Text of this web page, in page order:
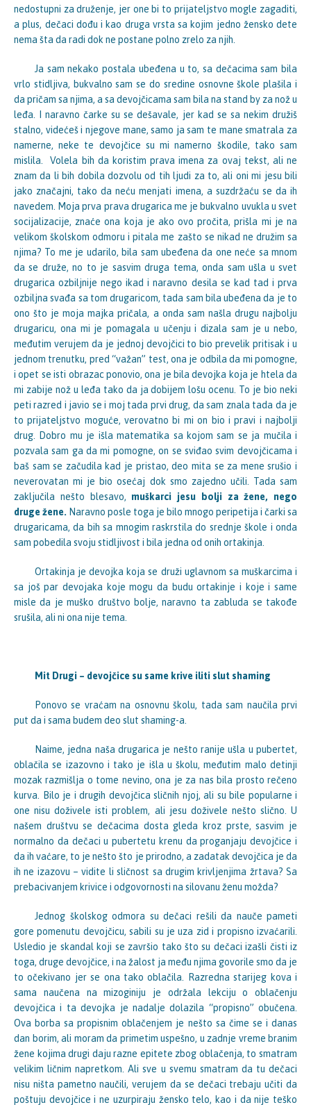
nedostupni za druženje, jer one bi to prijateljstvo mogle zagaditi,
a plus, dečaci dođu i kao druga vrsta sa kojim jedno žensko dete
nema šta da radi dok ne postane polno zrelo za njih.
Ja sam nekako postala ubeđena u to, sa dečacima sam bila
vrlo stidljiva, bukvalno sam se do sredine osnovne škole plašila i
da pričam sa njima, a sa devojčicama sam bila na stand by za nož u
leđa. I naravno čarke su se dešavale, jer kad se sa nekim družiš
stalno, videćeš i njegove mane, samo ja sam te mane smatrala za
namerne, neke te devojčice su mi namerno škodile, tako sam
mislila. Volela bih da koristim prava imena za ovaj tekst, ali ne
znam da li bih dobila dozvolu od tih ljudi za to, ali oni mi jesu bili
jako značajni, tako da neću menjati imena, a suzdržaću se da ih
navedem. Moja prva prava drugarica me je bukvalno uvukla u svet
socijalizacije, znaće ona koja je ako ovo pročita, prišla mi je na
velikom školskom odmoru i pitala me zašto se nikad ne družim sa
njima? To me je udarilo, bila sam ubeđena da one neće sa mnom
da se druže, no to je sasvim druga tema, onda sam ušla u svet
drugarica ozbiljnije nego ikad i naravno desila se kad tad i prva
ozbiljna svađa sa tom drugaricom, tada sam bila ubeđena da je to
ono što je moja majka pričala, a onda sam našla drugu najbolju
drugaricu, ona mi je pomagala u učenju i dizala sam je u nebo,
međutim verujem da je jednoj devojčici to bio prevelik pritisak i u
jednom trenutku, pred “važan” test, ona je odbila da mi pomogne,
i opet se isti obrazac ponovio, ona je bila devojka koja je htela da
mi zabije nož u leđa tako da ja dobijem lošu ocenu. To je bio neki
peti razred i javio se i moj tada prvi drug, da sam znala tada da je
to prijateljstvo moguće, verovatno bi mi on bio i pravi i najbolji
drug. Dobro mu je išla matematika sa kojom sam se ja mučila i
pozvala sam ga da mi pomogne, on se sviđao svim devojčicama i
baš sam se začudila kad je pristao, deo mita se za mene srušio i
neverovatan mi je bio osećaj dok smo zajedno učili. Tada sam
zaključila nešto blesavo, muškarci jesu bolji za žene, nego
druge žene. Naravno posle toga je bilo mnogo peripetija i čarki sa
drugaricama, da bih sa mnogim raskrstila do srednje škole i onda
sam pobedila svoju stidljivost i bila jedna od onih ortakinja.
Ortakinja je devojka koja se druži uglavnom sa muškarcima i
sa još par devojaka koje mogu da budu ortakinje i koje i same
misle da je muško društvo bolje, naravno ta zabluda se takođe
srušila, ali ni ona nije tema.
Mit Drugi – devojčice su same krive iliti slut shaming
Ponovo se vraćam na osnovnu školu, tada sam naučila prvi
put da i sama budem deo slut shaming-a.
Naime, jedna naša drugarica je nešto ranije ušla u pubertet,
oblačila se izazovno i tako je išla u školu, međutim malo detinji
mozak razmišlja o tome nevino, ona je za nas bila prosto rečeno
kurva. Bilo je i drugih devojčica sličnih njoj, ali su bile popularne i
one nisu doživele isti problem, ali jesu doživele nešto slično. U
našem društvu se dečacima dosta gleda kroz prste, sasvim je
normalno da dečaci u pubertetu krenu da proganjaju devojčice i
da ih vaćare, to je nešto što je prirodno, a zadatak devojčica je da
ih ne izazovu – vidite li sličnost sa drugim krivljenjima žrtava? Sa
prebacivanjem krivice i odgovornosti na silovanu ženu možda?
Jednog školskog odmora su dečaci rešili da nauče pameti
gore pomenutu devojčicu, sabili su je uza zid i propisno izvaćarili.
Usledio je skandal koji se završio tako što su dečaci izašli čisti iz
toga, druge devojčice, i na žalost ja među njima govorile smo da je
to očekivano jer se ona tako oblačila. Razredna starijeg kova i
sama naučena na mizoginiju je održala lekciju o oblačenju
devojčica i ta devojka je nadalje dolazila “propisno” obučena.
Ova borba sa propisnim oblačenjem je nešto sa čime se i danas
dan borim, ali moram da primetim uspešno, u zadnje vreme branim
žene kojima drugi daju razne epitete zbog oblačenja, to smatram
velikim ličnim napretkom. Ali sve u svemu smatram da tu dečaci
nisu ništa pametno naučili, verujem da se dečaci trebaju učiti da
poštuju devojčice i ne uzurpiraju žensko telo, kao i da nije teško